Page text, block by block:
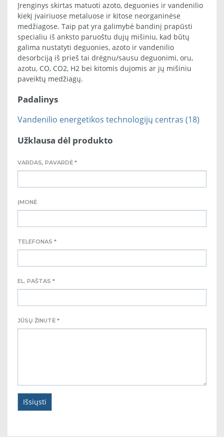
Įrenginys skirtas matuoti azoto, deguonies ir vandenilio
kiekį įvairiuose metaluose ir kitose neorganinėse
medžiagose. Taip pat yra galimybė bandinį prapūsti
specialiu iš anksto paruoštu dujų mišiniu, kad būtų
galima nustatyti deguonies, azoto ir vandenilio
desorbciją iš prieš tai drėgnu/sausu deguonimi, oru,
azotu, CO, CO2, H2 bei kitomis dujomis ar jų mišiniu
paveiktų medžiagų.
Padalinys
Vandenilio energetikos technologijų centras (18)
Užklausa dėl produkto
VARDAS, PAVARDĖ *
ĮMONĖ
TELEFONAS *
EL. PAŠTAS *
JŪSŲ ŽINUTĖ *